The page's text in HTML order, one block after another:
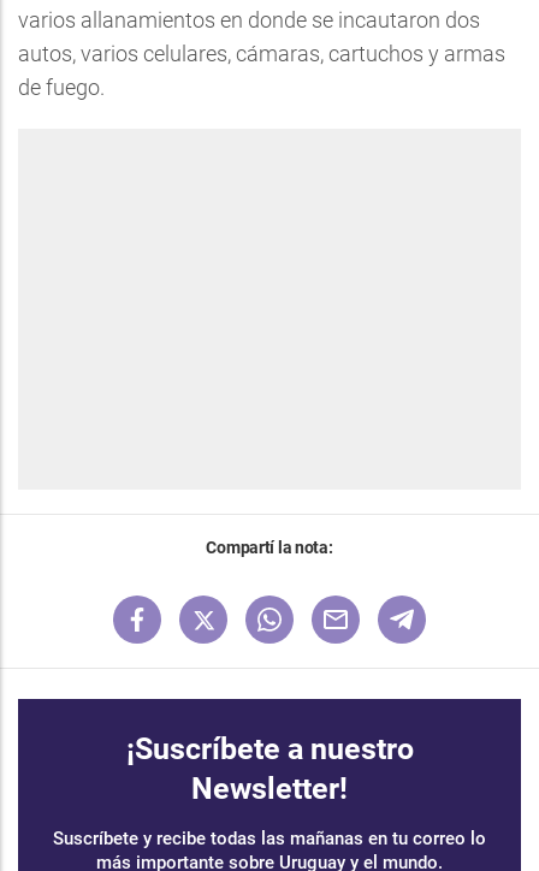
varios allanamientos en donde se incautaron dos
autos, varios celulares, cámaras, cartuchos y armas
de fuego.
Compartí la nota:
¡Suscríbete a nuestro
Newsletter!
Suscríbete y recibe todas las mañanas en tu correo lo
más importante sobre Uruguay y el mundo.